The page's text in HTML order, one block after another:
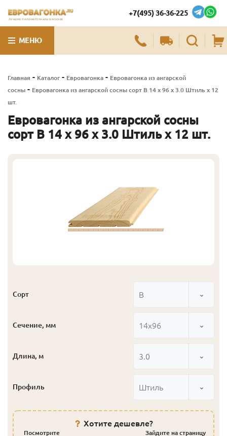
ЛУЧШИЕ ПИЛОМАТЕРИАЛЫ В МОСКВЕ
+7(495) 36-36-225
МЕНЮ
Главная - Каталог - Евровагонка - Евровагонка из ангарской
сосны - Евровагонка из ангарской сосны сорт В 14 x 96 x 3.0 Штиль x 12
шт.
Евровагонка из ангарской сосны
сорт В 14 x 96 x 3.0 Штиль x 12 шт.
Сорт В
Сечение, мм 14x96
Длина, м 3.0
Профиль Штиль
Хотите дешевле?
Посмотрите
Зайдите на страницу